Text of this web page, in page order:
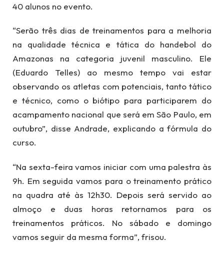
40 alunos no evento.
“Serão três dias de treinamentos para a melhoria
na qualidade técnica e tática do handebol do
Amazonas na categoria juvenil masculino. Ele
(Eduardo Telles) ao mesmo tempo vai estar
observando os atletas com potenciais, tanto tático
e técnico, como o biótipo para participarem do
acampamento nacional que será em São Paulo, em
outubro”, disse Andrade, explicando a fórmula do
curso.
“Na sexta-feira vamos iniciar com uma palestra às
9h. Em seguida vamos para o treinamento prático
na quadra até às 12h30. Depois será servido ao
almoço e duas horas retornamos para os
treinamentos práticos. No sábado e domingo
vamos seguir da mesma forma”, frisou.